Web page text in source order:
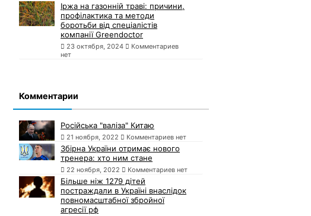
Іржа на газонній траві: причини,
профілактика та методи
боротьби від спеціалістів
компанії Greendoctor
23 октября, 2024
Комментариев
нет
Комментарии
Російська "валіза" Китаю
21 ноября, 2022 Комментариев нет
Збірна України отримає нового
тренера: хто ним стане
22 ноября, 2022 Комментариев нет
Більше ніж 1279 дітей
постраждали в Україні внаслідок
повномасштабної збройної
агресії рф